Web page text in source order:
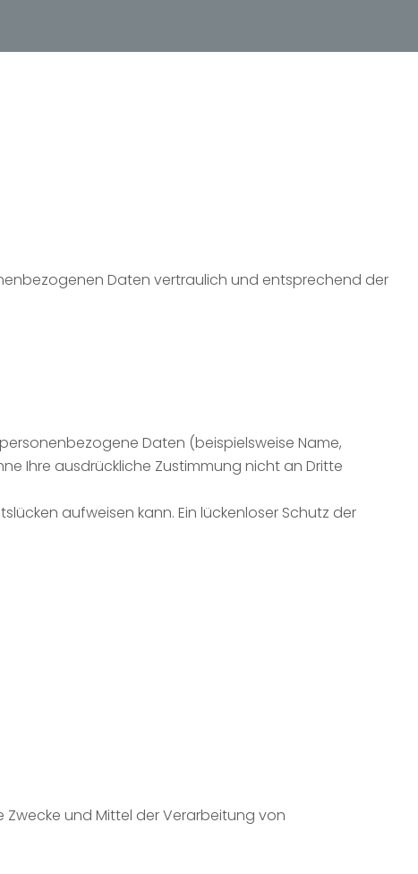
Daten vertraulich und entsprechend der
Daten (beispielsweise Name,
Ihre ausdrückliche Zustimmung nicht an Dritte
aufweisen kann. Ein lückenloser Schutz der
und Mittel der Verarbeitung von